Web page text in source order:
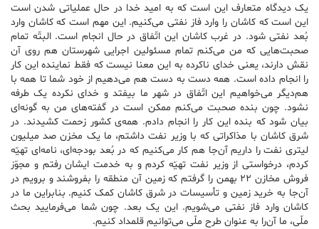
یک دیدگاه متعارف این است که به امید خدا در حال عملیاتی شدن است
این‌ است که کاشان را وارد فاز نفتی می‌کنیم. این مهم است که کاشان وارد
بُعد نفتی شود. در غرب کاشان این اتّفاق در حال انجام است. البتّه تمام
صحبت‌هایی که من می‌کنم تمام مسئولین اجرایی شهرستان هم روی آن
نقش دارند، یعنی خدای ناکرده به این معنا نیست که فقط نماینده این کار
را انجام داده است. همه دست به دست هم می‌دهیم از خود شما تا همه با
هم‌دیگر می‌خواهیم این اتّفاق در شهر ما بیفتد و خدای نکرده یک طرفه
نشود. چون بنده صحبت می‌کنم ممکن است در گفته‌های من به گونه‌ای
بیان شود که بنده این کار را انجام دادم. همه‌ی کشور زحمت کشیدند. در
شرق کاشان با مذاکراتی که با وزیر نفت داشتم، ما یک مخزن صد میلیون
لیتری نفت را داریم آن‌جا هم کار می‌کنیم که در بُعد بودجه‌ای، نامه‌ای تهیّه
کردم، درخواستی از وزیر نفت تهیّه کردم و به خدمت ایشان رفتم و مجوّز
فروش مخازن ۲۲ بهمن را گرفتم که زمین آن منطقه را بفروشند و برویم در
آن‌جا به خرید زمین و تأسیسات در شرق کاشان کمک کنیم. بنابراین ما در
کاشان وارد فاز نفتی می‌شویم. این یک بعد. چون شما می‌فرمایید بحث
ملّی، ما آن‌را به عنوان طرح ملّی می‌توانیم قلمداد کنیم.